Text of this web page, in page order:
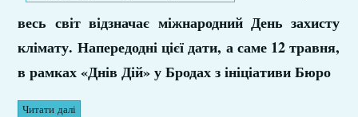
весь світ відзначає міжнародний День захисту
клімату. Напередодні цієї дати, а саме 12 травня,
в рамках «Днів Дій» у Бродах з ініціативи Бюро
Читати далі